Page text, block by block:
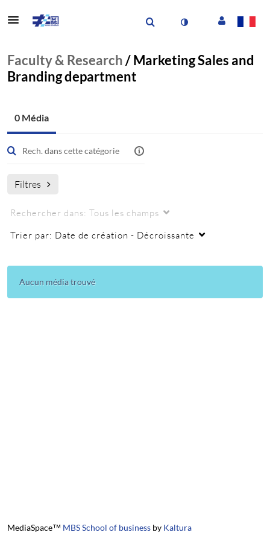
Faculty & Research/Marketing Sales and
Branding department
0 Média
Filtres
Rechercher dans: Tous les champs
Trier par: Date de création - Décroissante
Aucun média trouvé
MediaSpace™ MBS School of business by Kaltura